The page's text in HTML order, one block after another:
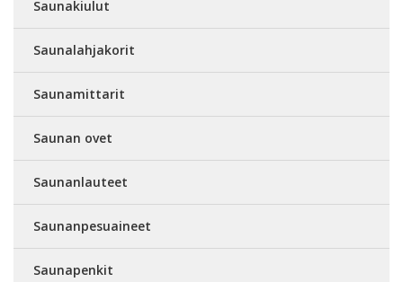
Saunakiulut
Saunalahjakorit
Saunamittarit
Saunan ovet
Saunanlauteet
Saunanpesuaineet
Saunapenkit